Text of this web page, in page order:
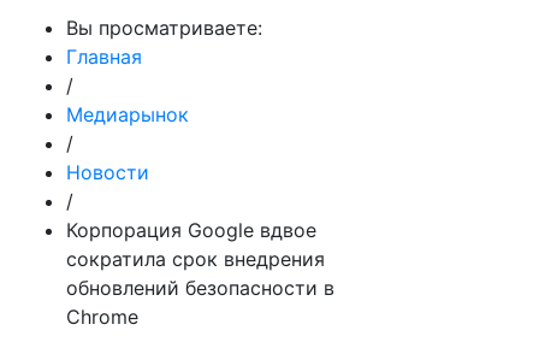
Вы просматриваете:
Главная
/
Медиарынок
/
Новости
/
Корпорация Google вдвое
сократила срок внедрения
обновлений безопасности в
Chrome